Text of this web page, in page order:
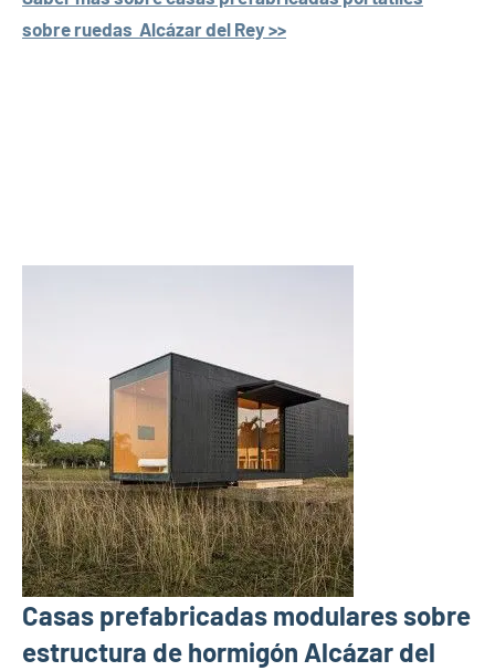
sobre ruedas Alcázar del Rey >>
Casas prefabricadas modulares sobre
estructura de hormigón Alcázar del